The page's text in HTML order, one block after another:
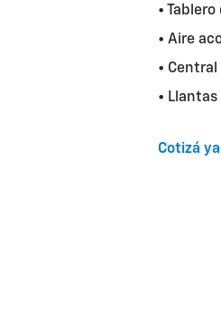
•
• Aire
•
•
Cotizá ya